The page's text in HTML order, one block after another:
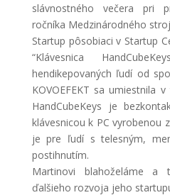
slávnostného večera pri
ročníka Medzinárodného
Startup pôsobiaci v Startup
“Klávesnica
hendikepovaných ľudí od
KOVOEFEKT sa umiestnila
HandCubeKeys je
klávesnicou k PC vyrobenou
je pre ľudí s telesným,
postihnutím.
Martinovi blahoželáme
ďalšieho rozvoja jeho